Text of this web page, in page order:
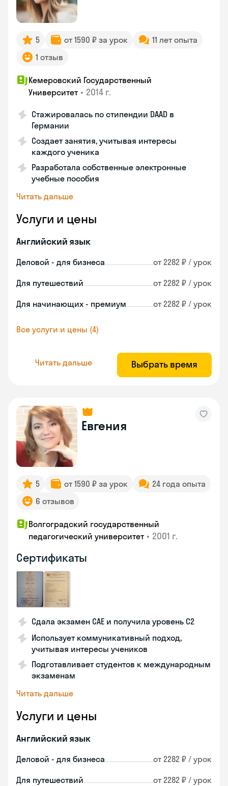
5 от 1590 ₽ за урок
11 лет опыта
1 отзыв
Кемеровский Государственный
Университет • 2014 г.
Стажировалась по стипендии DAAD в
Германии
Создает занятия, учитывая интересы
каждого ученика
Разработала собственные электронные
учебные пособия
Читать дальше
Услуги и цены
Английский язык
Деловой - для бизнеса от 2282 ₽ / урок
Для путешествий от 2282 ₽ / урок
Для начинающих - премиум от 2282 ₽ / урок
Все услуги и цены (4)
Читать дальше Выбрать время
Евгения
5 от 1590 ₽ за урок
24 года опыта
6 отзывов
Волгоградский государственный
педагогический университет • 2001 г.
Сертификаты
Сдала экзамен CAE и получила уровень С2
Использует коммуникативный подход,
учитывая интересы учеников
Подготавливает студентов к международным
экзаменам
Читать дальше
Услуги и цены
Английский язык
Деловой - для бизнеса от 2282 ₽ / урок
Для путешествий от 2282 ₽ / урок